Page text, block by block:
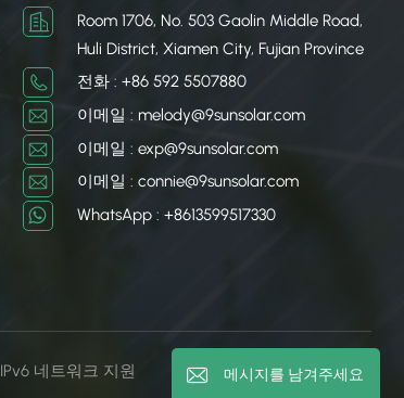
Room 1706, No. 503 Gaolin Middle Road,
Huli District, Xiamen City, Fujian Province
전화 : +86 592 5507880
이메일 : melody@9sunsolar.com
이메일 : exp@9sunsolar.com
이메일 : connie@9sunsolar.com
WhatsApp : +8613599517330
IPv6 네트워크 지원 메시지를 남겨주세요